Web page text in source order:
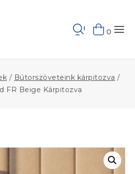
0
/ Bútorszöveteink kárpitozva /
FR Beige Kárpitozva